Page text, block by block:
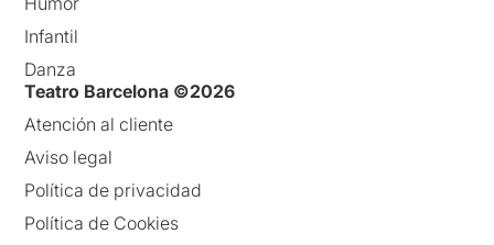
Infantil
Danza
Teatro Barcelona ©2026
Atención al cliente
Aviso legal
Política de privacidad
Política de Cookies